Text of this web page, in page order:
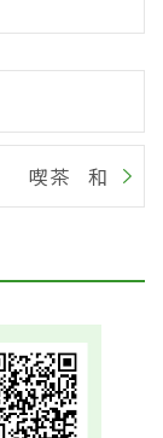
喫茶 和